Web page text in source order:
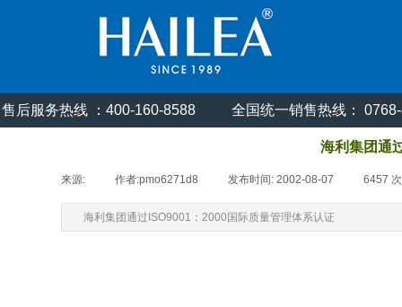
售后服务热线 ：400-160-8588 全国统一销售热线：
海利集团通
来源: 作者:pmo6271d8 发布时间: 2002-08-07 6457
海利集团通过ISO9001：2000国际质量管理体系认证